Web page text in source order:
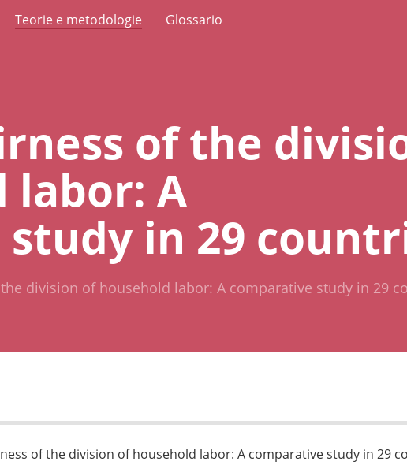
Teorie e metodologie Glossario
of the
labor: A
in 29
division of household labor: A comparative study in 29
of the division of household labor: A comparative study in 29